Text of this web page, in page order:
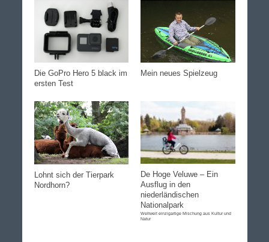
Die GoPro Hero 5 black im
ersten Test
Mein neues Spielzeug
Lohnt sich der Tierpark
Nordhorn?
De Hoge Veluwe – Ein
Ausflug in den
niederländischen
Nationalpark
Weltweit einzigartige Mischung aus Kultur und
Natur